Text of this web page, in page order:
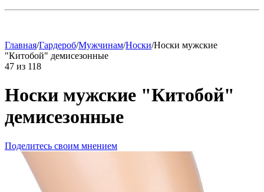
Главная/Гардероб/Мужчинам/Носки/Носки мужские
"Китобой" демисезонные
47 из 118
Носки мужские "Китобой"
демисезонные
Поделитесь своим мнением